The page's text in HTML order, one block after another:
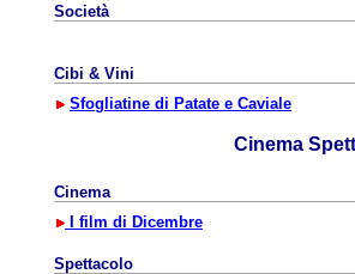
Società
Cibi & Vini
Sfogliatine di Patate e Caviale
Cinema
Cinema
I film di Dicembre
Spettacolo